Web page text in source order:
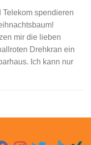
spendieren
mir die lieben
Drehkran ein
Ich kann nur